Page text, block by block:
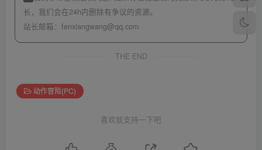
长，我们会在24h内删除有争议的资源。
站长邮箱： fenxiangwang@qq.com
THE END
动作冒险(PC)
喜欢就支持一下吧